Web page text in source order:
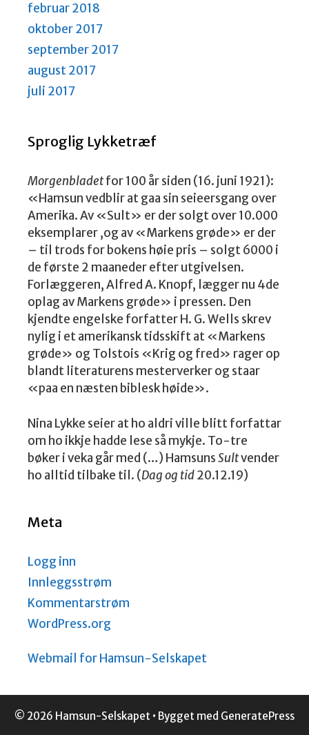
februar 2018
oktober 2017
september 2017
august 2017
juli 2017
Sproglig Lykketræf
Morgenbladetfor 100 år siden (16. juni 1921):
«Hamsun vedblir at gaa sin seieersgang over
Amerika. Av «Sult» er der solgt over 10.000
eksemplarer ,og av «Markens grøde» er der
– til trods for bokens høie pris – solgt 6000 i
de første 2 maaneder efter utgivelsen.
Forlæggeren, Alfred A. Knopf, lægger nu 4de
oplag av Markens grøde» i pressen. Den
kjendte engelske forfatter H. G. Wells skrev
nylig i et amerikansk tidsskift at «Markens
grøde» og Tolstois «Krig og fred» rager op
blandt literaturens mesterverker og staar
«paa en næsten biblesk høide».
Nina Lykke seier at ho aldri ville blitt forfattar
om ho ikkje hadde lese så mykje. To-tre
bøker i veka går med (…) HamsunsSultvender
ho alltid tilbake til. (Dag og tid20.12.19)
Meta
Logg inn
Innleggsstrøm
Kommentarstrøm
WordPress.org
Webmail for Hamsun-Selskapet
© 2026 Hamsun-Selskapet • Bygget med GeneratePress